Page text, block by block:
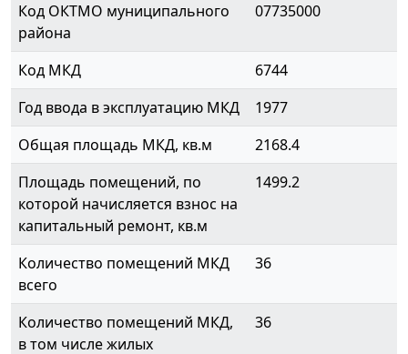
Код ОКТМО муниципального
района
07735000
Код МКД
6744
Год ввода в эксплуатацию МКД
1977
Общая площадь МКД, кв.м
2168.4
Площадь помещений, по
которой начисляется взнос на
капитальный ремонт, кв.м
1499.2
Количество помещений МКД
всего
36
Количество помещений МКД,
в том числе жилых
36